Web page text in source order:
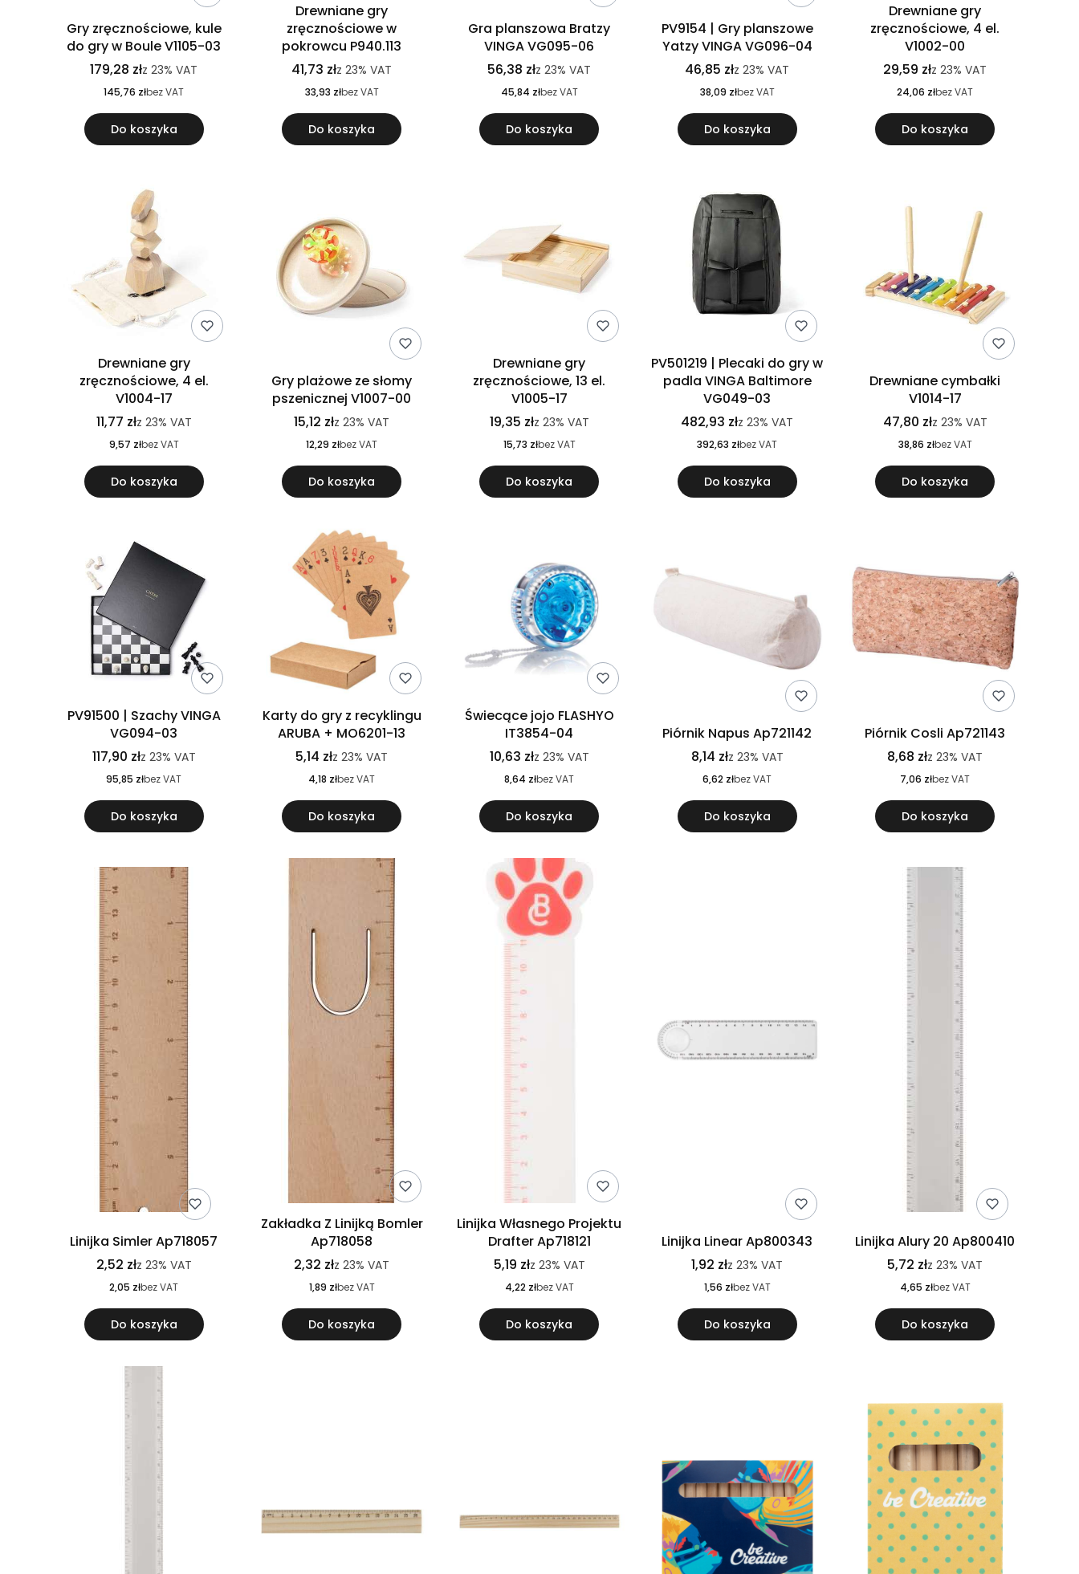
Gry zręcznościowe, kule
do gry w Boule V1105-03
179,28 złz23% VAT
145,76 złbez VAT
Do koszyka
Drewniane gry
zręcznościowe w
pokrowcu P940.113
41,73 złz23% VAT
33,93 złbez VAT
Do koszyka
Gra planszowa Bratzy
VINGA VG095-06
56,38 złz23% VAT
45,84 złbez VAT
Do koszyka
PV9154 | Gry planszowe
Yatzy VINGA VG096-04
46,85 złz23% VAT
38,09 złbez VAT
Do koszyka
Drewniane gry
zręcznościowe, 4 el.
V1002-00
29,59 złz23% VAT
24,06 złbez VAT
Do koszyka
Drewniane gry
zręcznościowe, 4 el.
V1004-17
11,77 złz 23% VAT
9,57 złbez VAT
Do koszyka
Gry plażowe ze słomy
pszenicznej V1007-00
15,12 złz23% VAT
12,29 złbez VAT
Do koszyka
Drewniane gry
zręcznościowe, 13 el.
V1005-17
19,35 złz 23% VAT
15,73 złbez VAT
Do koszyka
PV501219 | Plecaki do gry w
padla VINGA Baltimore
VG049-03
482,93 złz23% VAT
392,63 złbez VAT
Do koszyka
Drewniane cymbałki
V1014-17
47,80 złz 23% VAT
38,86 złbez VAT
Do koszyka
PV91500 | Szachy VINGA
VG094-03
117,90 złz 23% VAT
95,85 złbez VAT
Do koszyka
Karty do gry z recyklingu
ARUBA + MO6201-13
5,14 złz23% VAT
4,18 złbez VAT
Do koszyka
Świecące jojo FLASHYO
IT3854-04
10,63 złz 23% VAT
8,64 złbez VAT
Do koszyka
Piórnik Napus Ap721142
8,14 złz 23% VAT
6,62 złbez VAT
Do koszyka
Piórnik Cosli Ap721143
8,68 złz23% VAT
7,06 złbez VAT
Do koszyka
Linijka Simler Ap718057
2,52 złz 23% VAT
2,05 złbez VAT
Do koszyka
Zakładka Z Linijką Bomler
Ap718058
2,32 złz23% VAT
1,89 złbez VAT
Do koszyka
Linijka Własnego Projektu
Drafter Ap718121
5,19 złz 23% VAT
4,22 złbez VAT
Do koszyka
Linijka Linear Ap800343
1,92 złz23% VAT
1,56 złbez VAT
Do koszyka
Linijka Alury 20 Ap800410
5,72 złz23% VAT
4,65 złbez VAT
Do koszyka